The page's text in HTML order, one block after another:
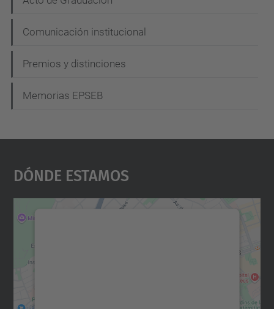
Comunicación institucional
Premios y distinciones
Memorias EPSEB
Dónde Estamos